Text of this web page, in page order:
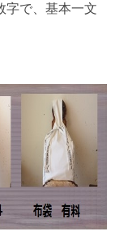
字で、基本一文